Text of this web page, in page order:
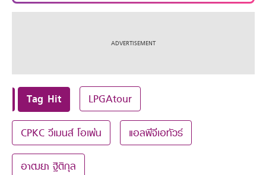
Tag Hit LPGAtour
CPKC วีเมนส์ โอเพ่น แอลพีจีเอทัวร์
อาฒยา ฐิติกุล